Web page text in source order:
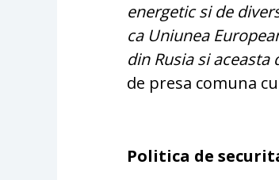
energetic si de
ca Uniunea
din Rusia si aceasta
de presa comuna
Politica de